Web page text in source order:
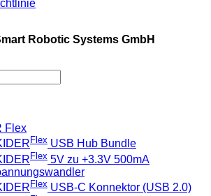
Robotic Systems GmbH
Flex
Flex USB Hub Bundle
Flex 5V zu +3.3V 500mA
Flex USB-C Konnektor (USB 2.0)